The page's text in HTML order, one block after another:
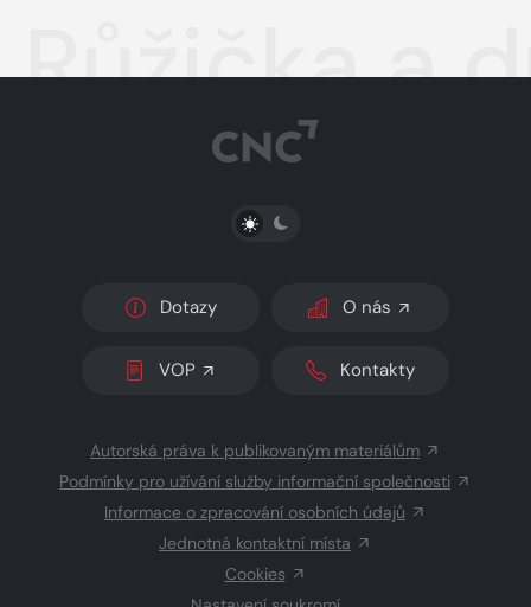
Růžička a
PŘEPNOUT SVĚTLÝ/TMAVÝ REŽIM
Dotazy O nás
VOP Kontakty
Autorská práva k publikovaným materiálům
Podmínky pro užívání služby informační společnosti
Informace o zpracování osobních údajů
Jednotná kontaktní místa
Cookies